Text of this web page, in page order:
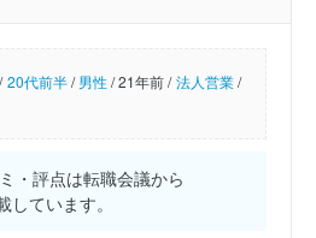
20代前半/男性/21年前 / 法人営業/
・評点は転職会議から
しています。